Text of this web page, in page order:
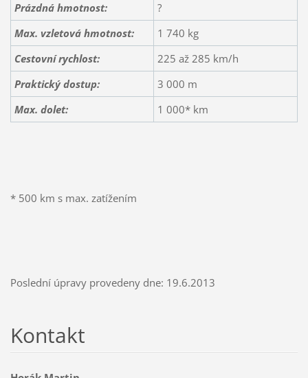
Prázdná hmotnost:
?
Max. vzletová hmotnost:
1 740 kg
Cestovní rychlost:
225 až 285 km/h
Praktický dostup:
3 000 m
Max. dolet:
1 000* km
* 500 km s max. zatížením
Poslední úpravy provedeny dne: 19.6.2013
Kontakt